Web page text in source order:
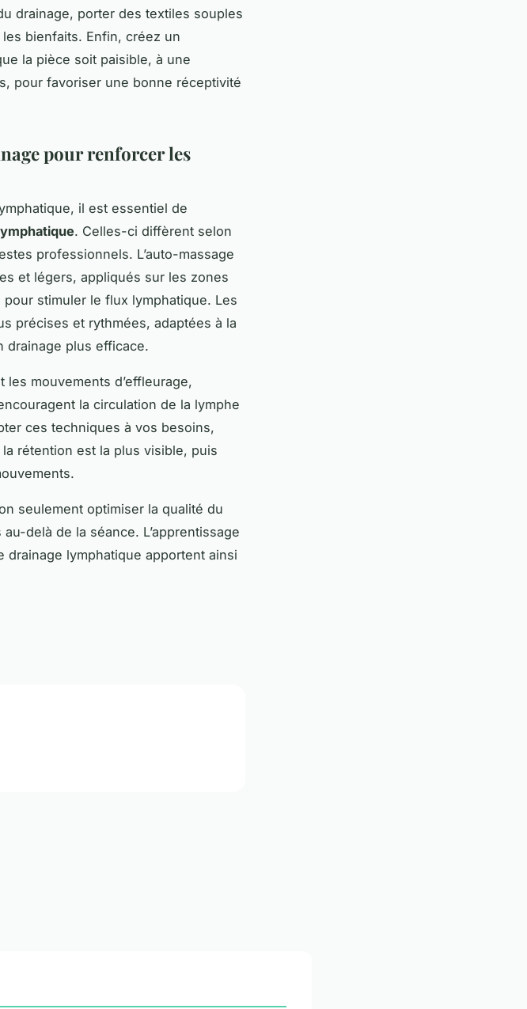
drainage, porter des textiles souples
bienfaits. Enfin, créez un
la pièce soit paisible, à une
pour favoriser une bonne réceptivité
pour renforcer les
il est essentiel de
. Celles-ci diffèrent selon
professionnels. L’auto-massage
et légers, appliqués sur les zones
stimuler le flux lymphatique. Les
précises et rythmées, adaptées à la
drainage plus efficace.
mouvements d’effleurage,
la circulation de la lymphe
ces techniques à vos besoins,
rétention est la plus visible, puis
seulement optimiser la qualité du
delà de la séance. L’apprentissage
lymphatique apportent ainsi